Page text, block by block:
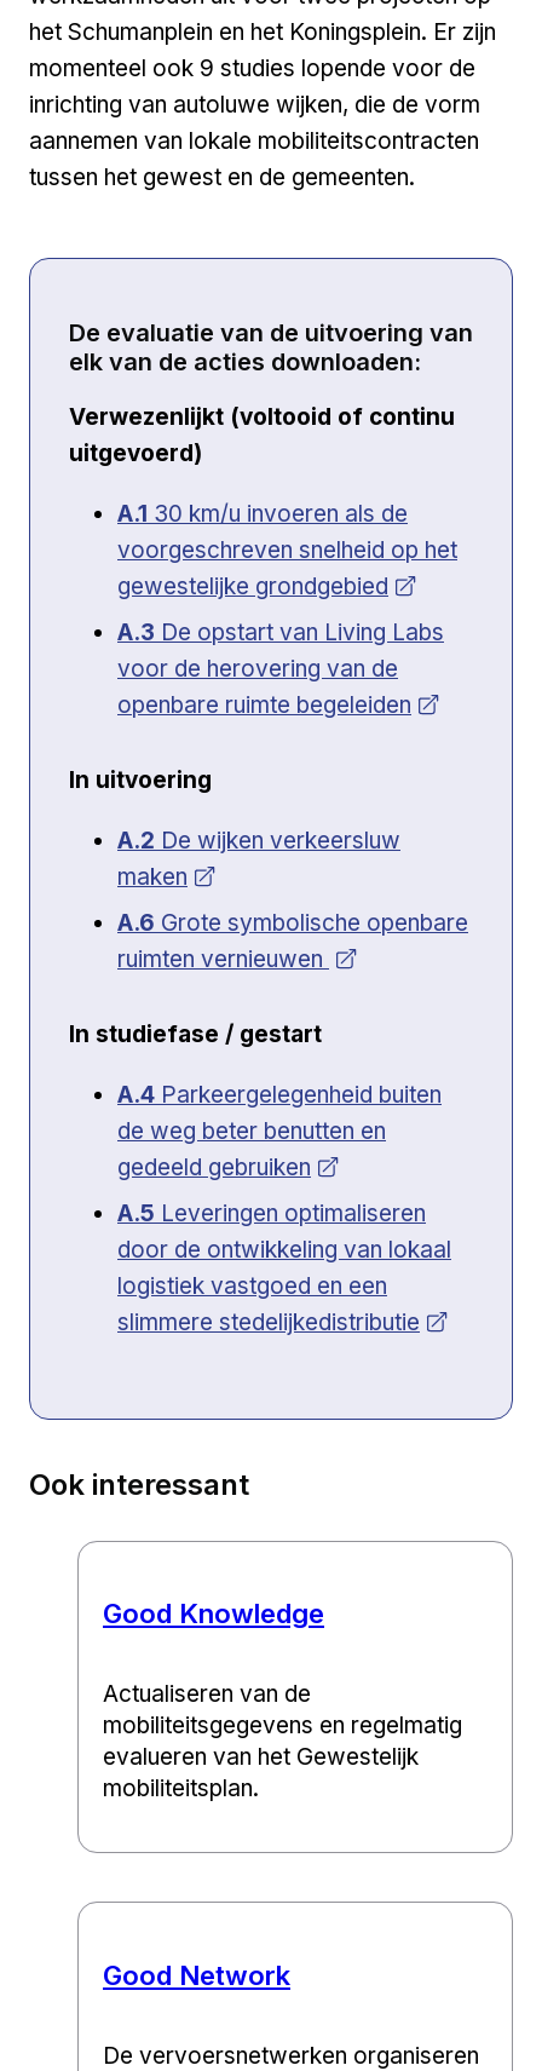
het Schumanplein en het Koningsplein. Er zijn
momenteel ook 9 studies lopende voor de
inrichting van autoluwe wijken, die de vorm
aannemen van lokale mobiliteitscontracten
tussen het gewest en de gemeenten.
De evaluatie van de uitvoering van
elk van de acties downloaden:
Verwezenlijkt (voltooid of continu
uitgevoerd)
Open a new venster
A.1 30 km/u invoeren als de
voorgeschreven snelheid op het
gewestelijke grondgebied
Open a new venster
A.3 De opstart van Living Labs
voor de herovering van de
openbare ruimte begeleiden
In uitvoering
Open a new venster
A.2 De wijken verkeersluw
maken
Open a new venster
A.6 Grote symbolische openbare
ruimten vernieuwen
In studiefase / gestart
Open a new venster
A.4 Parkeergelegenheid buiten
de weg beter benutten en
gedeeld gebruiken
Open a new venster
A.5 Leveringen optimaliseren
door de ontwikkeling van lokaal
logistiek vastgoed en een
slimmere stedelijkedistributie
Ook interessant
Good Knowledge
Actualiseren van de
mobiliteitsgegevens en regelmatig
evalueren van het Gewestelijk
mobiliteitsplan.
Good Network
De vervoersnetwerken organiseren